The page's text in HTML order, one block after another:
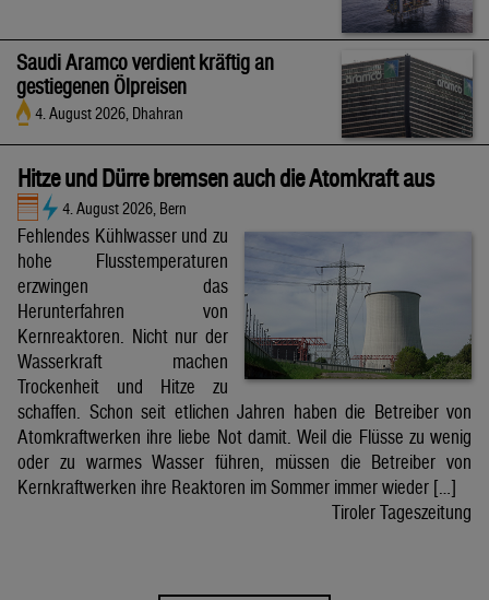
Saudi Aramco verdient kräftig an
gestiegenen Ölpreisen
4. August 2026, Dhahran
Hitze und Dürre bremsen auch die Atomkraft aus
4. August 2026, Bern
Fehlendes Kühlwasser und zu
hohe Flusstemperaturen
erzwingen das
Herunterfahren von
Kernreaktoren. Nicht nur der
Wasserkraft machen
Trockenheit und Hitze zu
schaffen. Schon seit etlichen Jahren haben die Betreiber von
Atomkraftwerken ihre liebe Not damit. Weil die Flüsse zu wenig
oder zu warmes Wasser führen, müssen die Betreiber von
Kernkraftwerken ihre Reaktoren im Sommer immer wieder […]
Tiroler Tageszeitung